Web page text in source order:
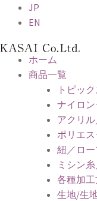
JP
EN
ホーム
商品一覧
トピック
ナイロ
アクリ
ポリエ
紐／ロ
ミシン
各種加
生地/生